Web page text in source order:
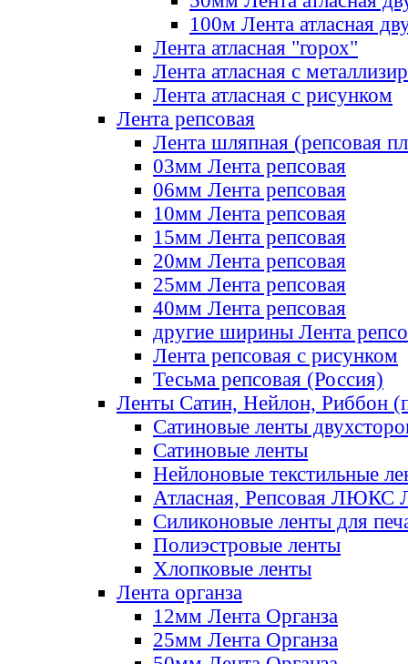
100м Лента атласная
Лента атласная "горох"
Лента атласная с
Лента атласная с рисунком
Лента репсовая
Лента шляпная (репсовая
03мм Лента репсовая
06мм Лента репсовая
10мм Лента репсовая
15мм Лента репсовая
20мм Лента репсовая
25мм Лента репсовая
40мм Лента репсовая
другие ширины Лента
Лента репсовая с рисунком
Тесьма репсовая (Россия)
Ленты Сатин, Нейлон, Риббон
Сатиновые ленты
Сатиновые ленты
Нейлоновые текстильные
Атласная, Репсовая ЛЮКС
Силиконовые ленты для
Полиэстровые ленты
Хлопковые ленты
Лента органза
12мм Лента Органза
25мм Лента Органза